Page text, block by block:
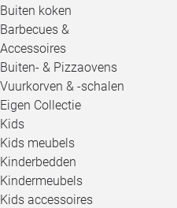
Buiten koken
Barbecues &
Accessoires
Buiten- & Pizzaovens
Vuurkorven & -schalen
Eigen Collectie
Kids
Kids meubels
Kinderbedden
Kindermeubels
Kids accessoires